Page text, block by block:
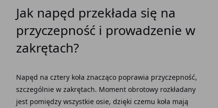
Jak napęd przekłada się na
przyczepność i prowadzenie w
zakrętach?
Napęd na cztery koła znacząco poprawia przyczepność,
szczególnie w zakrętach. Moment obrotowy rozkładany
jest pomiędzy wszystkie osie, dzięki czemu koła mają